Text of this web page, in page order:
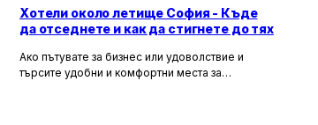
Хотели около летище София - Къде
да отседнете и как да стигнете до тях
Ако пътувате за бизнес или удоволствие и
търсите удобни и комфортни места за